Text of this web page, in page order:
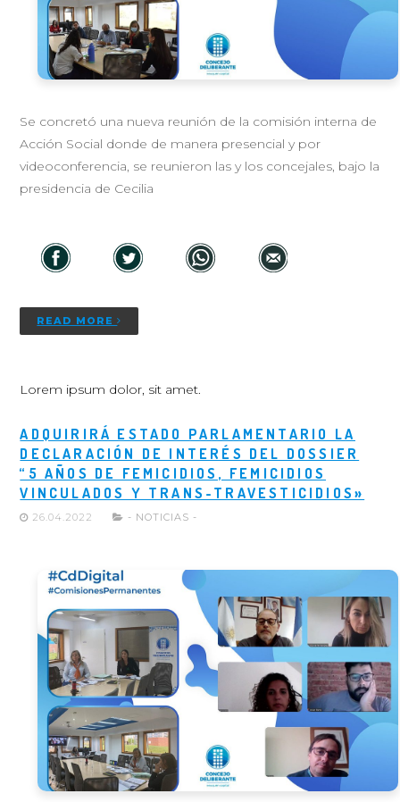
Se concretó una nueva reunión de la comisión interna de
Acción Social donde de manera presencial y por
videoconferencia, se reunieron las y los concejales, bajo la
presidencia de Cecilia
READ MORE
Lorem ipsum dolor, sit amet.
ADQUIRIRÁ ESTADO PARLAMENTARIO LA
DECLARACIÓN DE INTERÉS DEL DOSSIER
“5 AÑOS DE FEMICIDIOS, FEMICIDIOS
VINCULADOS Y TRANS-TRAVESTICIDIOS»
26.04.2022 - NOTICIAS -